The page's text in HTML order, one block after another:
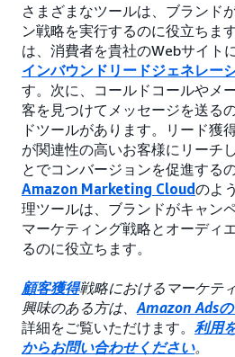
さまざまなツールは、ブランド
ン戦略を実行するのに役立ちま
は、消費者を貴社のWebサイト
インバウンドリードジェネレー
す。次に、コールドコールやメ
客を見つけてメッセージを送る
ドツールがあります。リード獲
が関連性の高いお客様にリーチ
とでコンバージョンを促進する
Amazon Marketing Cloudのよ
理ツールは、ブランドがキャン
マーケティング戦略とオーディ
るのに役立ちます。
顧客獲得戦略におけるマーケテ
興味のある方は、 Amazon Ads
詳細をご覧いただけます。 利用
からお問い合わせください。